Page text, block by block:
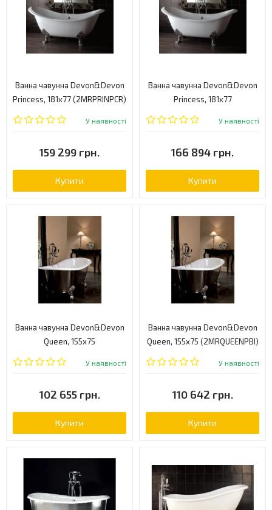
Ванна чавунна Devon&Devon
Princess, 181x77 (2MRPRINPCR)
У наявності
159 299 грн.
Купити
Ванна чавунна Devon&Devon
Princess, 181x77
(2MRPRINPOT)
У наявності
166 894 грн.
Купити
Ванна чавунна Devon&Devon
Queen, 155x75
(2MRQUEENPAL)
У наявності
102 655 грн.
Купити
Ванна чавунна Devon&Devon
Queen, 155x75 (2MRQUEENPBI)
У наявності
110 642 грн.
Купити